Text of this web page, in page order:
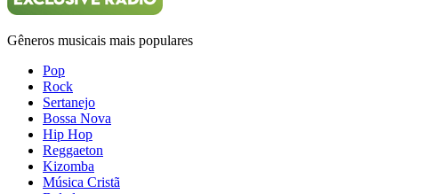
Gêneros musicais mais populares
Pop
Rock
Sertanejo
Bossa Nova
Hip Hop
Reggaeton
Kizomba
Música Cristã